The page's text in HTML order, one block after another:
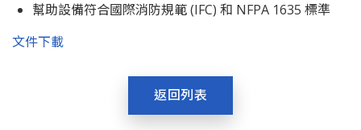
幫助設備符合國際消防規範 (IFC) 和 NFPA 1635 標準
文件下載
返回列表